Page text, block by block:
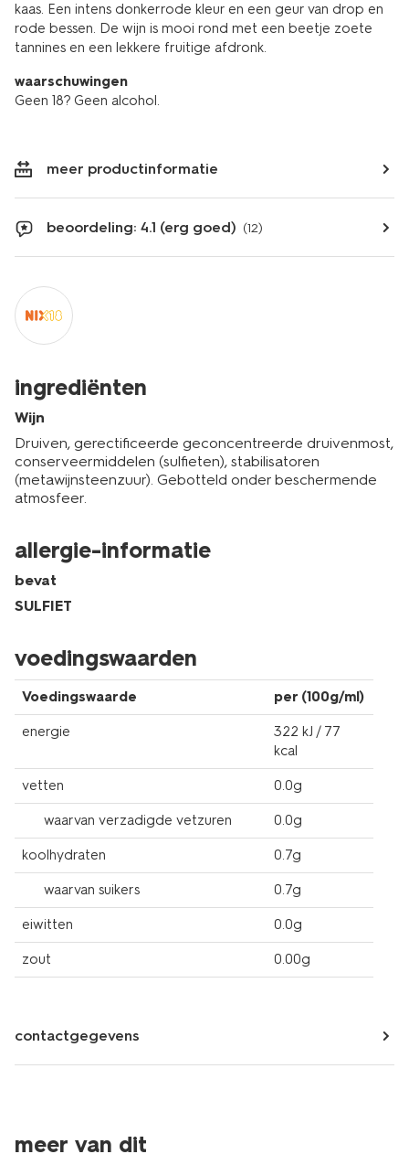
kaas. Een intens donkerrode kleur en een geur van drop en
rode bessen. De wijn is mooi rond met een beetje zoete
tannines en een lekkere fruitige afdronk.
waarschuwingen
Geen 18? Geen alcohol.
meer productinformatie
beoordeling: 4.1 (erg goed) (12)
ingrediënten
Wijn
Druiven, gerectificeerde geconcentreerde druivenmost,
conserveermiddelen (sulfieten), stabilisatoren
(metawijnsteenzuur). Gebotteld onder beschermende
atmosfeer.
allergie-informatie
bevat
SULFIET
voedingswaarden
Voedingswaarde per (100g/ml)
energie
322 kJ / 77
kcal
vetten 0.0g
waarvan verzadigde vetzuren 0.0g
koolhydraten 0.7g
waarvan suikers 0.7g
eiwitten 0.0g
zout 0.00g
contactgegevens
meer van dit
6=5